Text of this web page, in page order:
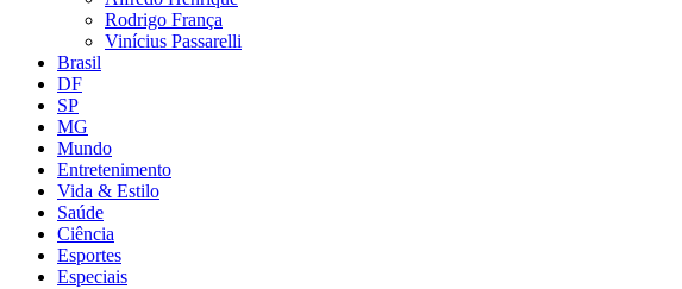
Rodrigo França
Vinícius Passarelli
Brasil
DF
SP
MG
Mundo
Entretenimento
Vida & Estilo
Saúde
Ciência
Esportes
Especiais